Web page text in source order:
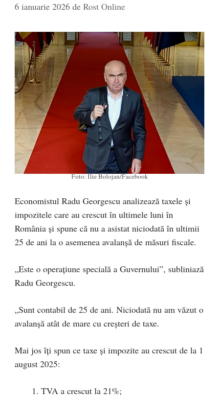
6 ianuarie 2026 de Rost Online
Foto: Ilie Bolojan/Facebook
Economistul Radu Georgescu analizează taxele și
impozitele care au crescut în ultimele luni în
România și spune că nu a asistat niciodată în ultimii
25 de ani la o asemenea avalanșă de măsuri fiscale.
„Este o operațiune specială a Guvernului”, subliniază
Radu Georgescu.
„Sunt contabil de 25 de ani. Niciodată nu am văzut o
avalanșă atât de mare cu creșteri de taxe.
Mai jos îți spun ce taxe și impozite au crescut de la 1
august 2025:
TVA a crescut la 21%;